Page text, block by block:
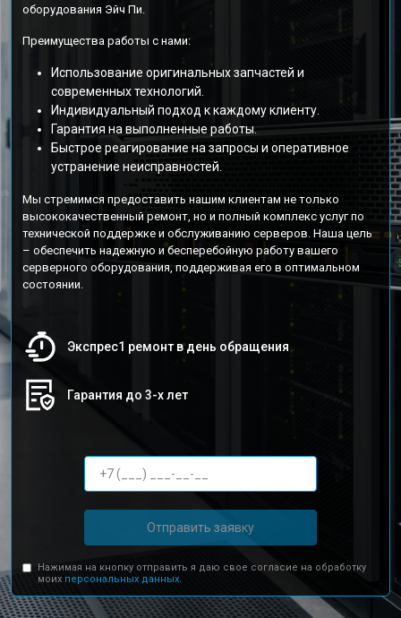
оборудования Эйч Пи.
Преимущества работы с нами:
Использование оригинальных запчастей и
современных технологий.
Индивидуальный подход к каждому клиенту.
Гарантия на выполненные работы.
Быстрое реагирование на запросы и оперативное
устранение неисправностей.
Мы стремимся предоставить нашим клиентам не только
высококачественный ремонт, но и полный комплекс услуг по
технической поддержке и обслуживанию серверов. Наша цель
– обеспечить надежную и бесперебойную работу вашего
серверного оборудования, поддерживая его в оптимальном
состоянии.
Экспрес1 ремонт в день обращения
Гарантия до 3-х лет
Отправить заявку
Нажимая на кнопку отправить я даю свое согласие на обработку
моих персональных данных.